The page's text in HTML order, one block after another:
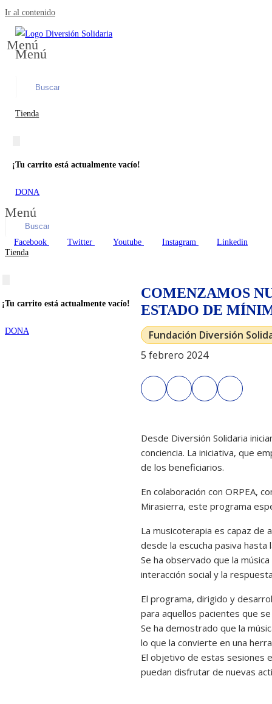
Ir al contenido
Menú
Tienda
¡Tu carrito está actualmente vacío!
DONA
Menú
Tienda
¡Tu carrito está actualmente vacío!
DONA
Menú
Facebook Twitter Youtube Instagram Linkedin
COMENZAMOS
ESTADO DE
Fundación Diversión
5 febrero 2024
Desde Diversión Solidaria
conciencia. La iniciativa, que
de los beneficiarios.
En colaboración con ORPEA,
Mirasierra, este programa
La musicoterapia es capaz de
desde la escucha pasiva hasta
Se ha observado que la
interacción social y la
El programa, dirigido y
para aquellos pacientes que
Se ha demostrado que la
lo que la convierte en una
El objetivo de estas sesiones
puedan disfrutar de nuevas